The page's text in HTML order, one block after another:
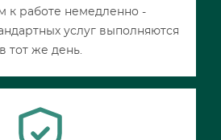
к работе немедленно -
услуг выполняются
в тот же день.